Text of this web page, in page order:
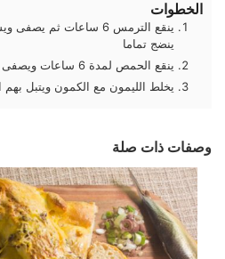
الخطوات
ينقع الترمس 6 ساعات ثم
ينضج تماما
ينقع الحمص لمدة 6 ساعات ويصفى ويسلق
يخلط الليمون مع الكمون ويتبل
وصفات ذات صلة